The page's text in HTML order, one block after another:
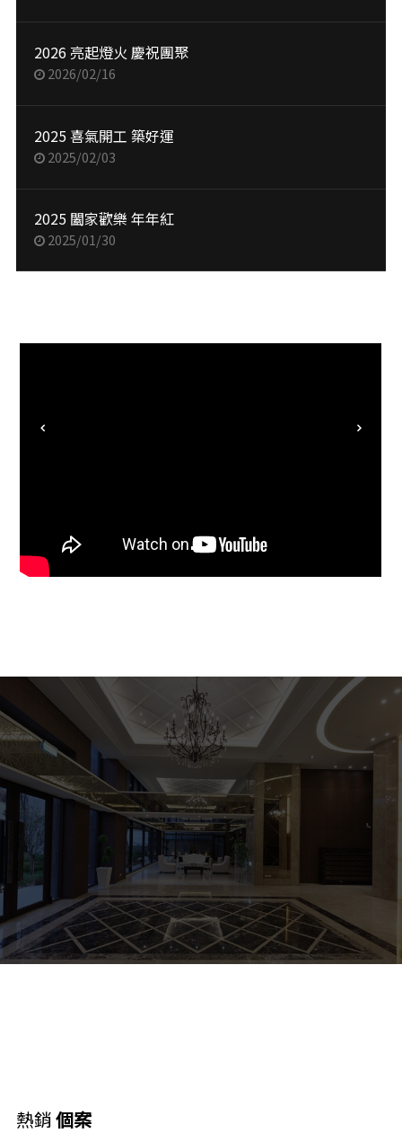
2026 亮起燈火 慶祝團聚
2026/02/16
2025 喜氣開工 築好運
2025/02/03
2025 闔家歡樂 年年紅
2025/01/30
熱銷個案